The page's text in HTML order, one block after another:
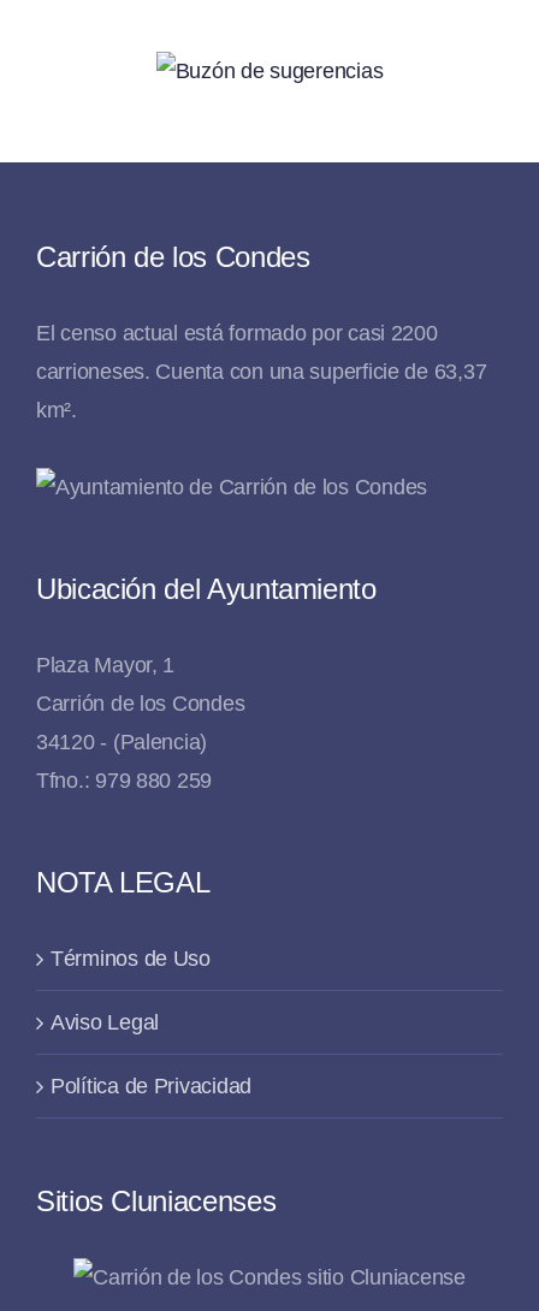
Carrión de los Condes
El censo actual está formado por casi 2200
carrioneses. Cuenta con una superficie de 63,37
km².
Ubicación del Ayuntamiento
Plaza Mayor, 1
Carrión de los Condes
34120 - (Palencia)
Tfno.: 979 880 259
NOTA LEGAL
Términos de Uso
Aviso Legal
Política de Privacidad
Sitios Cluniacenses